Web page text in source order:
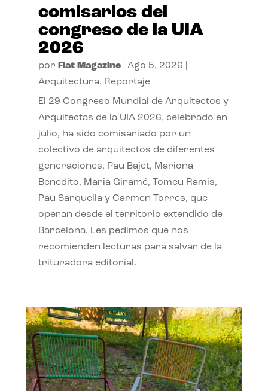
comisarios del
congreso de la UIA
2026
por Flat Magazine| Ago 5, 2026
Arquitectura, Reportaje
El 29 Congreso Mundial de Arquitectos y
Arquitectas de la UIA 2026, celebrado en
julio, ha sido comisariado por un
colectivo de arquitectos de diferentes
generaciones, Pau Bajet, Mariona
Benedito, Maria Giramé, Tomeu Ramis,
Pau Sarquella y Carmen Torres, que
operan desde el territorio extendido de
Barcelona. Les pedimos que nos
recomienden lecturas para salvar de la
trituradora editorial.